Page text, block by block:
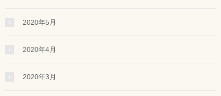
2020年5月
2020年4月
2020年3月